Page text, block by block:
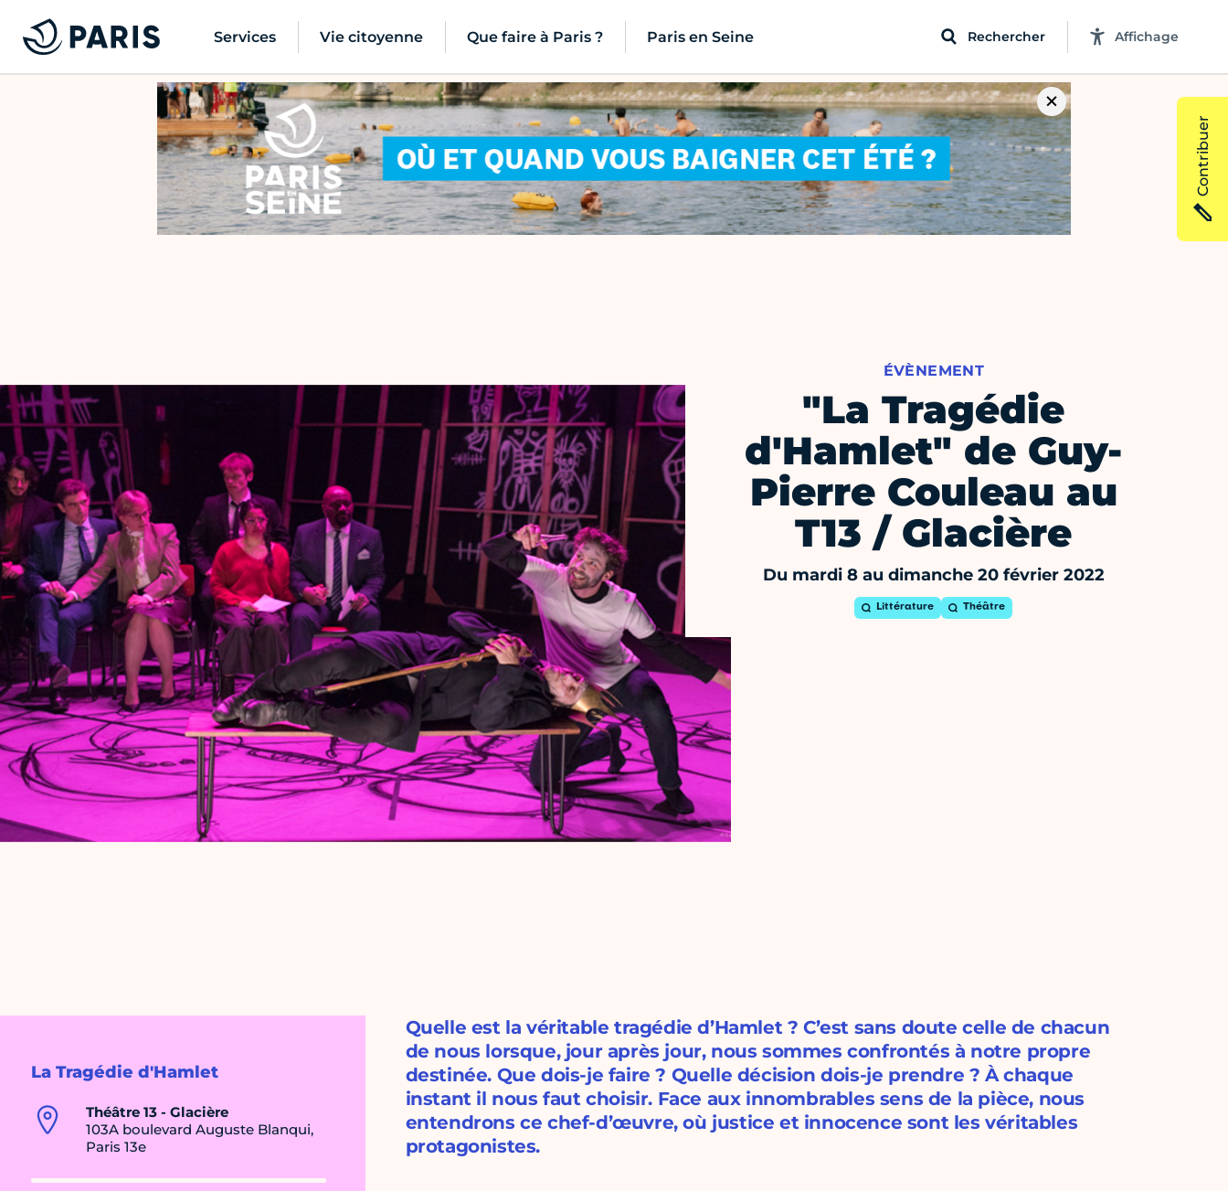
Services Vie citoyenne Que faire à Paris ? Paris en Seine Rechercher Affichage
ÉVÈNEMENT
"La Tragédie
d'Hamlet" de Guy-
Pierre Couleau au
T13 / Glacière
Du mardi 8 au dimanche 20 février 2022
Littérature Théâtre
La Tragédie d'Hamlet
Théâtre 13 - Glacière
103A boulevard Auguste Blanqui,
Paris 13e
Quelle est la véritable tragédie d’Hamlet ? C’est sans doute celle de chacun
de nous lorsque, jour après jour, nous sommes confrontés à notre propre
destinée. Que dois-je faire ? Quelle décision dois-je prendre ? À chaque
instant il nous faut choisir. Face aux innombrables sens de la pièce, nous
entendrons ce chef-d’œuvre, où justice et innocence sont les véritables
protagonistes.
Contribuer